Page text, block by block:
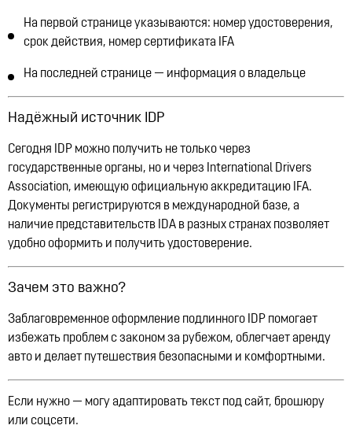
На первой странице указываются: номер удостоверения,
срок действия, номер сертификата IFA
На последней странице — информация о владельце
Надёжный источник IDP
Сегодня IDP можно получить не только через
государственные органы, но и через International Drivers
Association, имеющую официальную аккредитацию IFA.
Документы регистрируются в международной базе, а
наличие представительств IDA в разных странах позволяет
удобно оформить и получить удостоверение.
Зачем это важно?
Заблаговременное оформление подлинного IDP помогает
избежать проблем с законом за рубежом, облегчает аренду
авто и делает путешествия безопасными и комфортными.
Если нужно — могу адаптировать текст под сайт, брошюру
или соцсети.